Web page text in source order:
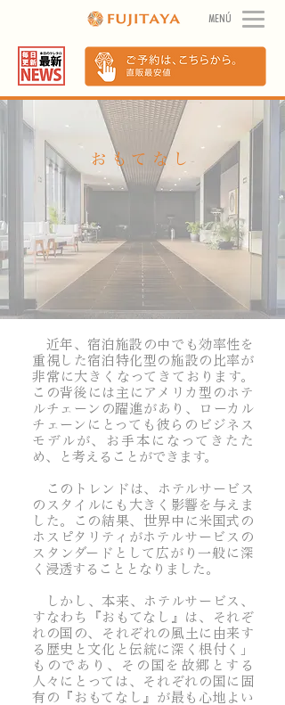
MENÚ
おもてなし
近年、宿泊施設の中でも効率性を
重視した宿泊特化型の施設の比率が
非常に大きくなってきております。
この背後には主にアメリカ型のホテ
ルチェーンの躍進があり、ローカル
チェーンにとっても彼らのビジネス
モデルが、お手本になってきたた
め、と考えることができます。
このトレンドは、ホテルサービス
のスタイルにも大きく影響を与えま
した。この結果、世界中に米国式の
ホスピタリティがホテルサービスの
スタンダードとして広がり一般に深
く浸透することとなりました。
しかし、本来、ホテルサービス、
すなわち『おもてなし』は、それぞ
れの国の、それぞれの風土に由来す
る歴史と文化と伝統に深く根付く」
ものであり、その国を故郷とする
人々にとっては、それぞれの国に固
有の『おもてなし』が最も心地よい